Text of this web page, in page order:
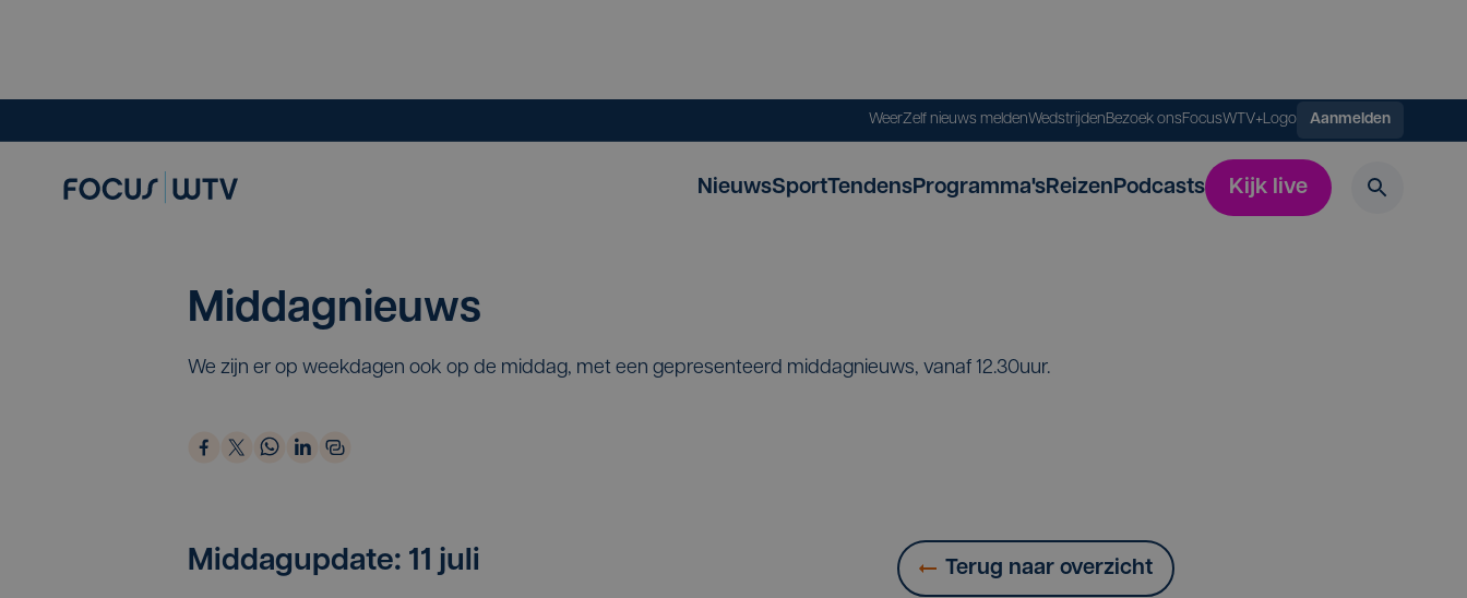
WeerZelf nieuws meldenWedstrijdenBezoek onsFocusWTV+Logo Aanmelden
NieuwsSportTendensProgramma'sReizenPodcasts Kijk live
Middagnieuws
We zijn er op weekdagen ook op de middag, met een gepresenteerd middagnieuws, vanaf 12.30uur.
Middagupdate: 11 juli Terug naar overzicht